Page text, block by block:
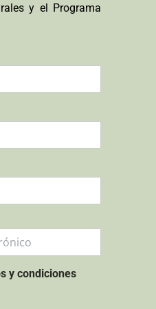
y el Programa
y condiciones